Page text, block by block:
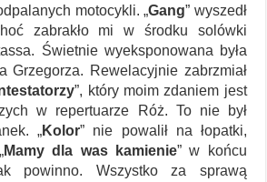
motocykli. „Gang” wyszedł
zabrakło mi w środku solówki
Świetnie wyeksponowana była
Grzegorza. Rewelacyjnie zabrzmiał
”, który moim zdaniem jest
w repertuarze Róż. To nie był
„Kolor” nie powalił na łopatki,
Mamy dla was kamienie” w końcu
powinno. Wszystko za sprawą